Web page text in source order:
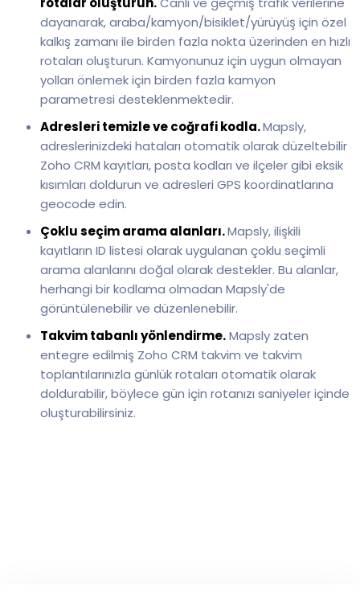
dayanarak, araba/kamyon/bisiklet/yürüyüş için özel
kalkış zamanı ile birden fazla nokta üzerinden en hızlı
rotaları oluşturun. Kamyonunuz için uygun olmayan
yolları önlemek için birden fazla kamyon
parametresi desteklenmektedir.
Adresleri temizle ve coğrafi kodla.Mapsly,
adreslerinizdeki hataları otomatik olarak düzeltebilir
Zoho CRM kayıtları, posta kodları ve ilçeler gibi eksik
kısımları doldurun ve adresleri GPS koordinatlarına
geocode edin.
Çoklu seçim arama alanları.Mapsly, ilişkili
kayıtların ID listesi olarak uygulanan çoklu seçimli
arama alanlarını doğal olarak destekler. Bu alanlar,
herhangi bir kodlama olmadan Mapsly'de
görüntülenebilir ve düzenlenebilir.
Takvim tabanlı yönlendirme.Mapsly zaten
entegre edilmiş Zoho CRM takvim ve takvim
toplantılarınızla günlük rotaları otomatik olarak
doldurabilir, böylece gün için rotanızı saniyeler içinde
oluşturabilirsiniz.